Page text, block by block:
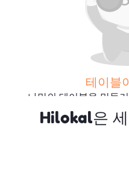
테이블
나만의 테이블을 만들
더 많은
Hilokal은